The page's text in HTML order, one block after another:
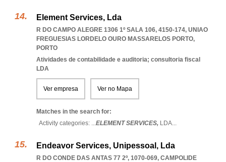
Element Services, Lda
R DO CAMPO ALEGRE 1306 1º SALA 106, 4150-174, UNIAO
FREGUESIAS LORDELO OURO MASSARELOS PORTO,
PORTO
Atividades de contabilidade e auditoria; consultoria fiscal
LDA
Ver empresa Ver no Mapa
Matches in the search for:
Activity categories: ...ELEMENT SERVICES, LDA...
Endeavor Services, Unipessoal, Lda
R DO CONDE DAS ANTAS 77 2º, 1070-069, CAMPOLIDE